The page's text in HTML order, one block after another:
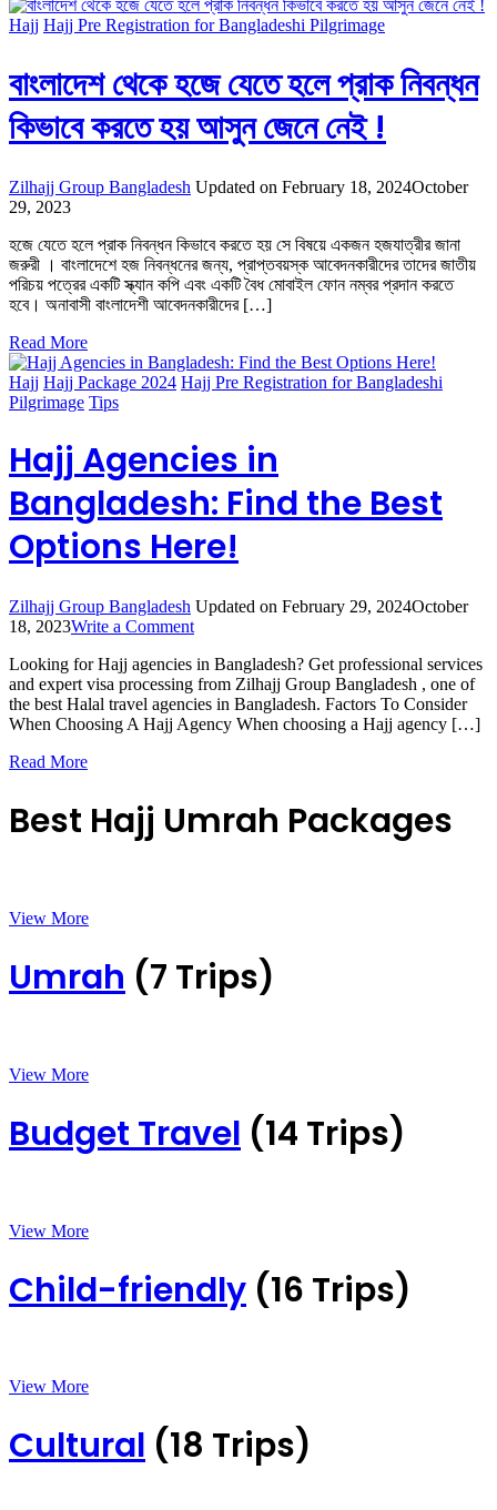
Hajj Hajj Pre Registration for Bangladeshi Pilgrimage
বাংলাদেশ থেকে হজে যেতে হলে প্রাক নিবন্ধন
কিভাবে করতে হয় আসুন জেনে নেই !
Zilhajj Group Bangladesh Updated on February 18, 2024October
29, 2023
হজে যেতে হলে প্রাক নিবন্ধন কিভাবে করতে হয় সে বিষয়ে একজন হজযাত্রীর জানা
জরুরী । বাংলাদেশে হজ নিবন্ধনের জন্য, প্রাপ্তবয়স্ক আবেদনকারীদের তাদের জাতীয়
পরিচয় পত্রের একটি স্ক্যান কপি এবং একটি বৈধ মোবাইল ফোন নম্বর প্রদান করতে
হবে। অনাবাসী বাংলাদেশী আবেদনকারীদের […]
Read More
Hajj Hajj Package 2024 Hajj Pre Registration for Bangladeshi
Pilgrimage Tips
Hajj Agencies in
Bangladesh: Find the Best
Options Here!
Zilhajj Group Bangladesh Updated on February 29, 2024October
18, 2023Write a Commenton
Agencies
in
Bangladesh:
Find
Looking for Hajj agencies in Bangladesh? Get professional services
and expert visa processing from Zilhajj Group Bangladesh , one of
the best Halal travel agencies in Bangladesh. Factors To Consider
When Choosing A Hajj Agency When choosing a Hajj agency […]
Read More
Best Hajj Umrah Packages
View More
Umrah (7 Trips)
View More
Budget Travel (14 Trips)
View More
Child-friendly (16 Trips)
View More
Cultural (18 Trips)